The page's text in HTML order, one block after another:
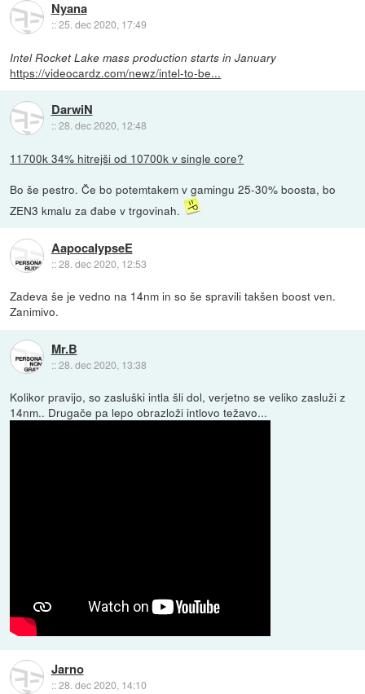
Nyana
::25. dec 2020, 17:49
Intel Rocket Lake mass production starts in January
https://videocardz.com/newz/intel-to-be...
DarwiN
::28. dec 2020, 12:48
11700k 34% hitrejši od 10700k v single core?
Bo še pestro. Če bo potemtakem v gamingu 25-30% boosta, bo
ZEN3 kmalu za đabe v trgovinah.
AapocalypseE
::28. dec 2020, 12:53
Zadeva še je vedno na 14nm in so še spravili takšen boost ven.
Zanimivo.
Mr.B
::28. dec 2020, 13:38
Kolikor pravijo, so zasluški intla šli dol, verjetno se veliko zasluži z
14nm.. Drugače pa lepo obrazloži intlovo težavo...
Jarno
::28. dec 2020, 14:10